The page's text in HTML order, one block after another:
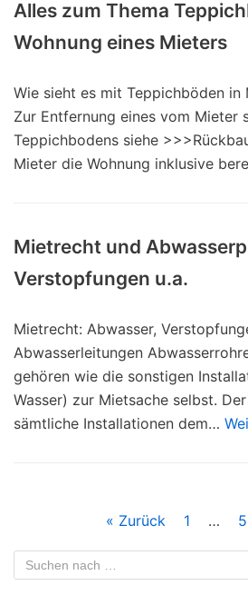
Alles zum Thema
Wohnung eines Mieters
Wie sieht es mit Teppichböden in
Zur Entfernung eines vom Mieter
Teppichbodens siehe
Mieter die Wohnung inklusive
Mietrecht und
Verstopfungen u.a.
Mietrecht: Abwasser,
Abwasserleitungen
gehören wie die sonstigen
Wasser) zur Mietsache selbst.
sämtliche Installationen dem…
« Zurück 1 … 5